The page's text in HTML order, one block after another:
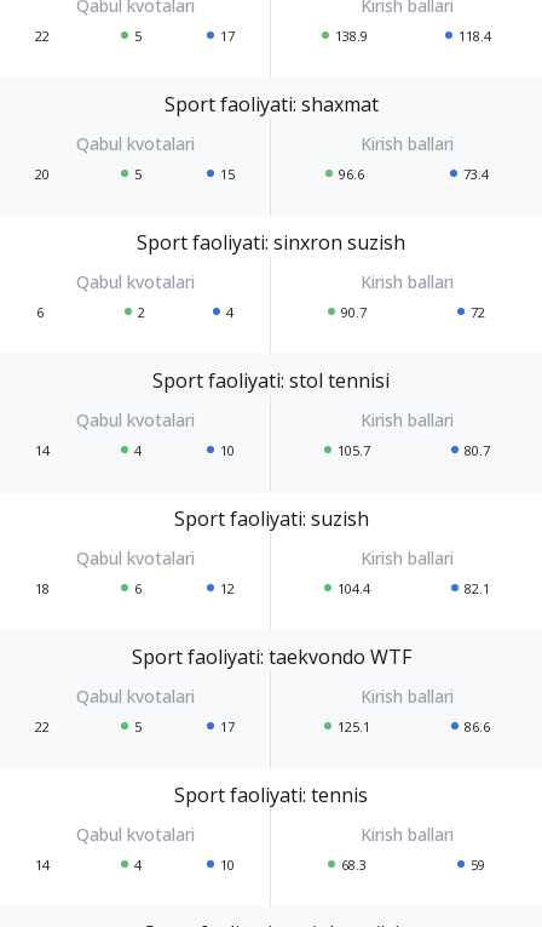
22 5 17 138.9 118.4
Sport faoliyati: shaxmat
20 5 15 96.6 73.4
Sport faoliyati: sinxron suzish
6 2 4 90.7 72
Sport faoliyati: stol tennisi
14 4 10 105.7 80.7
Sport faoliyati: suzish
18 6 12 104.4 82.1
Sport faoliyati: taekvondo WTF
22 5 17 125.1 86.6
Sport faoliyati: tennis
14 4 10 68.3 59